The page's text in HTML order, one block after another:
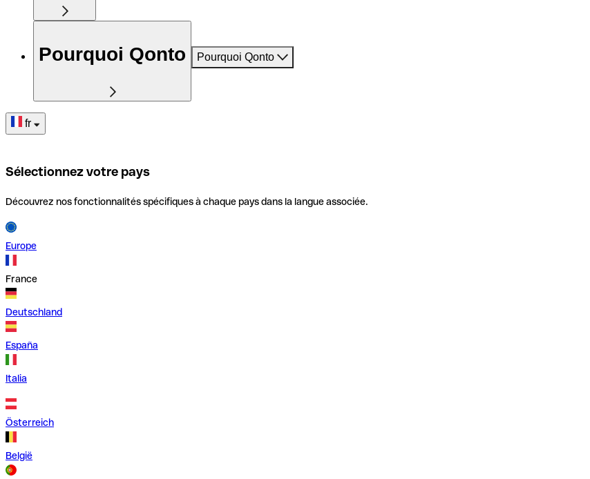
Pourquoi Qonto Pourquoi Qonto
fr
Sélectionnez votre pays
Découvrez nos fonctionnalités spécifiques à chaque pays dans la langue associée.
Europe
France
Deutschland
España
Italia
Österreich
België